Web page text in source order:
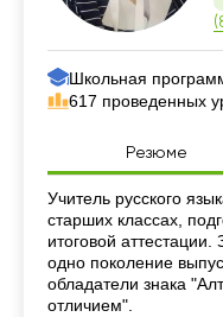
Школьная
617 проведенных
Резюме
Резюме
Учитель русского
старших классах,
итоговой
одно поколение
обладатели знака
отличием".